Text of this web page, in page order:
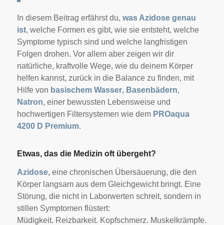
In diesem Beitrag erfährst du, was Azidose genau
ist, welche Formen es gibt, wie sie entsteht, welche
Symptome typisch sind und welche langfristigen
Folgen drohen. Vor allem aber zeigen wir dir
natürliche, kraftvolle Wege, wie du deinem Körper
helfen kannst, zurück in die Balance zu finden, mit
Hilfe von basischem Wasser, Basenbädern,
Natron, einer bewussten Lebensweise und
hochwertigen Filtersystemen wie dem PROaqua
4200 D Premium.
Etwas, das die Medizin oft übergeht?
Azidose, eine chronischen Übersäuerung, die den
Körper langsam aus dem Gleichgewicht bringt. Eine
Störung, die nicht in Laborwerten schreit, sondern in
stillen Symptomen flüstert:
Müdigkeit. Reizbarkeit. Kopfschmerz. Muskelkrämpfe.